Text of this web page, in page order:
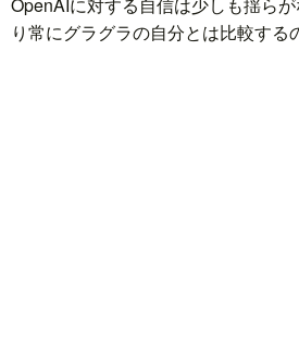
り常にグラグラの自分とは比較する